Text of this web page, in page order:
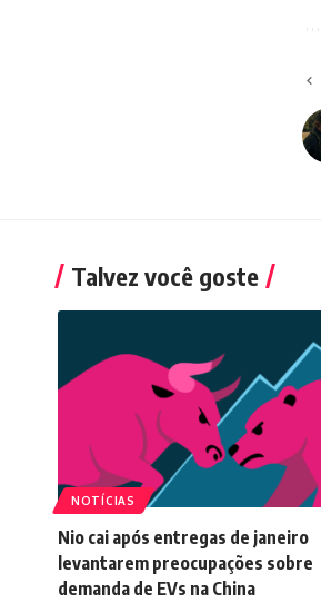
Talvez você goste
NOTÍCIAS
Nio cai após entregas de janeiro
levantarem preocupações sobre
demanda de EVs na China